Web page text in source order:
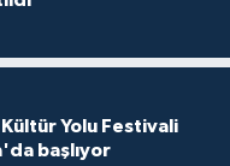
Yolu Festivali
başlıyor